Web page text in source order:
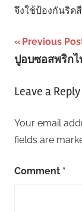
จึงใช้ป้องกันริด
Post
Previous
ปูอบซอสพริก
Leave a Reply
Your email
fields are
Comment *